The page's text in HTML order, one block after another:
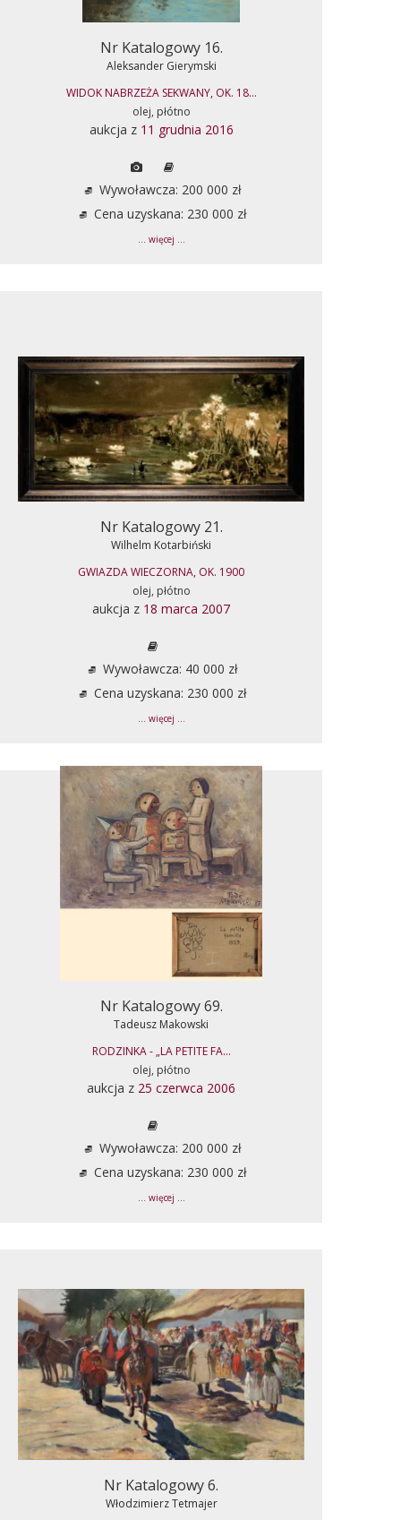
Nr Katalogowy 16.
Aleksander Gierymski
WIDOK NABRZEŻA SEKWANY, OK. 18...
olej, płótno
aukcja z 11 grudnia 2016
Wywoławcza: 200 000 zł
Cena uzyskana: 230 000 zł
... więcej ...
Nr Katalogowy 21.
Wilhelm Kotarbiński
GWIAZDA WIECZORNA, OK. 1900
olej, płótno
aukcja z 18 marca 2007
Wywoławcza: 40 000 zł
Cena uzyskana: 230 000 zł
... więcej ...
Nr Katalogowy 69.
Tadeusz Makowski
RODZINKA - „LA PETITE FA...
olej, płótno
aukcja z 25 czerwca 2006
Wywoławcza: 200 000 zł
Cena uzyskana: 230 000 zł
... więcej ...
Nr Katalogowy 6.
Włodzimierz Tetmajer